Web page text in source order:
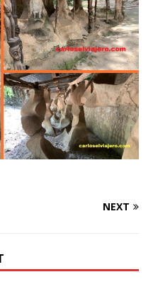
NEXT